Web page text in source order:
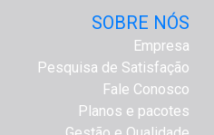
SOBRE NÓS
Empresa
Pesquisa de Satisfação
Fale Conosco
Planos e pacotes